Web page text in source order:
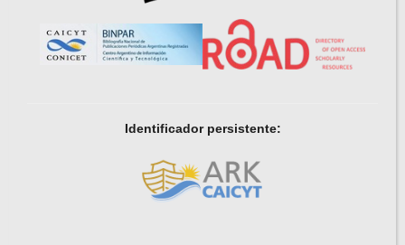
Identificador persistente: